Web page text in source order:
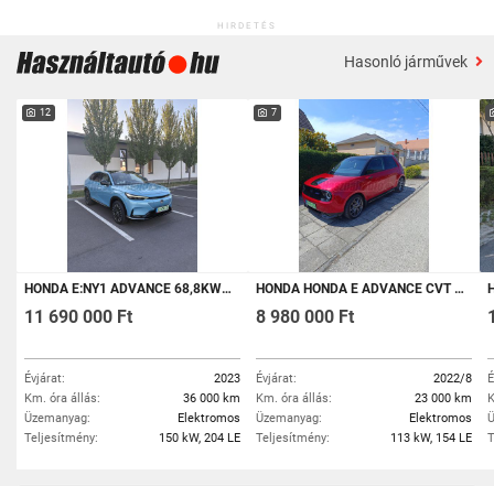
HIRDETÉS
Hasonló járművek
12
HONDA E:NY1 ADVANCE 68,8KWH CVT
11 690 000 Ft
Évjárat:
2023
Km. óra állás:
36 000 km
Üzemanyag:
Elektromos
Teljesítmény:
150 kW, 204 LE
7
HONDA HONDA E ADVANCE CVT LIMITED EDITION MAGYARORSZÁGI
8 980 000 Ft
Évjárat:
2022/8
Km. óra állás:
23 000 km
Üzemanyag:
Elektromos
Teljesítmény:
113 kW, 154 LE